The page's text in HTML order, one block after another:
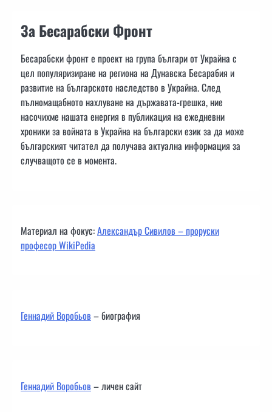
За Бесарабски Фронт
Бесарабски фронт е проект на група българи от Украйна с
цел популяризиране на региона на Дунавска Бесарабия и
развитие на българското наследство в Украйна. След
пълномащабното нахлуване на държавата-грешка, ние
насочихме нашата енергия в публикация на ежедневни
хроники за войната в Украйна на български език за да може
българският читател да получава актуална информация за
случващото се в момента.
Материал на фокус:Александър Сивилов – проруски
професор WikiPedia
Геннадий Воробьов– биография
Геннадий Воробьов– личен сайт